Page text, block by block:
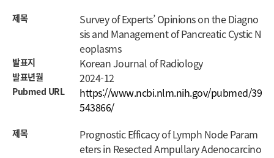
제목
Survey of Experts’ Opinions on the Diagno
sis and Management of Pancreatic Cystic N
eoplasms
발표지 Korean Journal of Radiology
발표년월 2024-12
Pubmed URL
https://www.ncbi.nlm.nih.gov/pubmed/39
543866/
제목
Prognostic Efficacy of Lymph Node Param
eters in Resected Ampullary Adenocarcino